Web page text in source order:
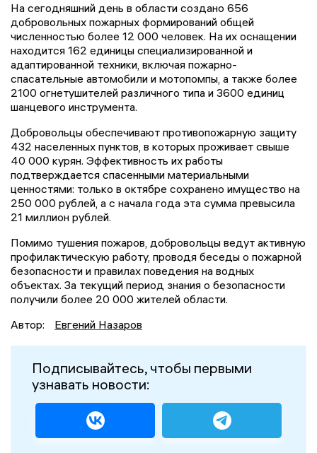
На сегодняшний день в области создано 656
добровольных пожарных формирований общей
численностью более 12 000 человек. На их оснащении
находится 162 единицы специализированной и
адаптированной техники, включая пожарно-
спасательные автомобили и мотопомпы, а также более
2100 огнетушителей различного типа и 3600 единиц
шанцевого инструмента.
Добровольцы обеспечивают противопожарную защиту
432 населенных пунктов, в которых проживает свыше
40 000 курян. Эффективность их работы
подтверждается спасенными материальными
ценностями: только в октябре сохранено имущество на
250 000 рублей, а с начала года эта сумма превысила
21 миллион рублей.
Помимо тушения пожаров, добровольцы ведут активную
профилактическую работу, проводя беседы о пожарной
безопасности и правилах поведения на водных
объектах. За текущий период знания о безопасности
получили более 20 000 жителей области.
Автор:
Евгений Назаров
Подписывайтесь, чтобы первыми
узнавать новости: